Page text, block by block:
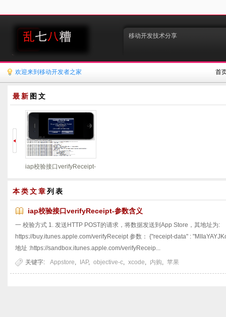
移动开发技术分享
首
欢迎来到移动开发者之家
最新 图文
iap校验接口verifyReceipt-
本类文章列表
iap校验接口verifyReceipt-参数含义
一 校验方式 1. 发送HTTP POST的请求，将数据发送到App Store，其地址为:
https://buy.itunes.apple.com/verifyReceipt 参数： {"receipt-data" :
地址 :https://sandbox.itunes.apple.com/verifyReceip...
关键字:
Appstore, IAP, objective-c, xcode, 内购, 苹果